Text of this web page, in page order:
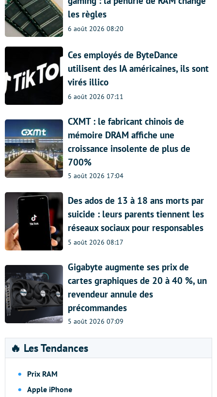
les règles
6 août 2026 08:20
Ces employés de ByteDance
utilisent des IA américaines, ils sont
virés illico
6 août 2026 07:11
CXMT : le fabricant chinois de
mémoire DRAM affiche une
croissance insolente de plus de
700%
5 août 2026 17:04
Des ados de 13 à 18 ans morts par
suicide : leurs parents tiennent les
réseaux sociaux pour responsables
5 août 2026 08:17
Gigabyte augmente ses prix de
cartes graphiques de 20 à 40 %, un
revendeur annule des
précommandes
5 août 2026 07:09
🔥 Les Tendances
Prix RAM
Apple iPhone